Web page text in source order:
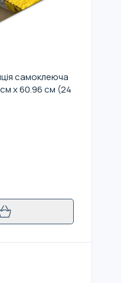
самоклеюча
x 60.96 см (24